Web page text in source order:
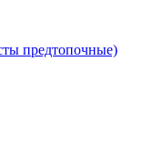
предтопочные)